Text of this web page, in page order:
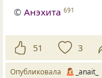
©Анэхита 691
51 3
Опубликовала _anait_